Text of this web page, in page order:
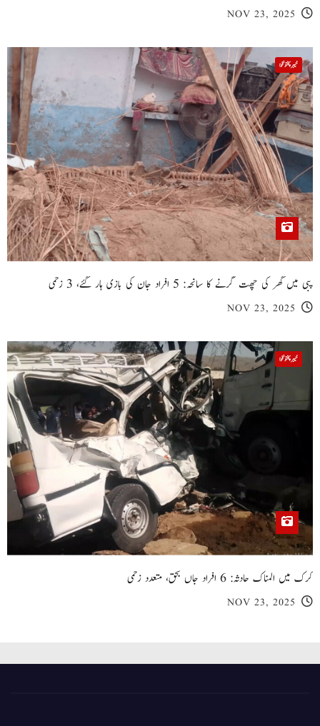
NOV 23, 2025
خیبر پختونخوا
پبی میں گھر کی چھت گرنے کا سانحہ: 5 افراد جان کی بازی ہار گئے، 3 زخمی
NOV 23, 2025
خیبر پختونخوا
کرک میں المناک حادثہ: 6 افراد جاں بحق، متعدد زخمی
NOV 23, 2025